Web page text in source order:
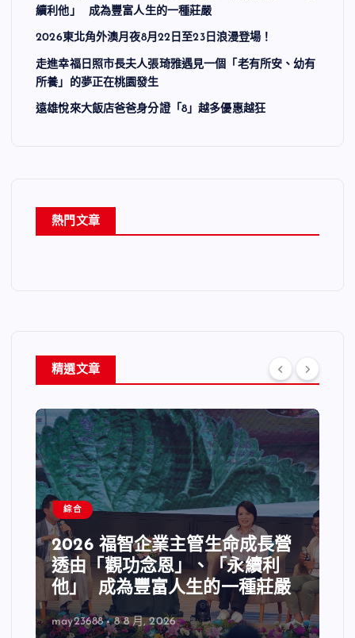
續利他」 成為豐富人生的一種莊嚴
2026東北角外澳月夜8月22日至23日浪漫登場！
走進幸福日照市長夫人張琦雅遇見一個「老有所安、幼有
所養」的夢正在桃園發生
遠雄悅來大飯店爸爸身分證「8」越多優惠越狂
熱門文章
精選文章
綜合
2026 福智企業主管生命成長營
透由「觀功念恩」、「永續利
他」 成為豐富人生的一種莊嚴
may23688 8 8 月, 2026